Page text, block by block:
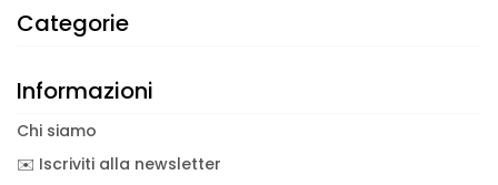
Categorie
Informazioni
Chi siamo
✉️ Iscriviti alla newsletter